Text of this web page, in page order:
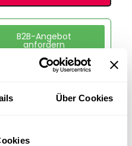
Über Cookies
B2B-Angebot
anfordern